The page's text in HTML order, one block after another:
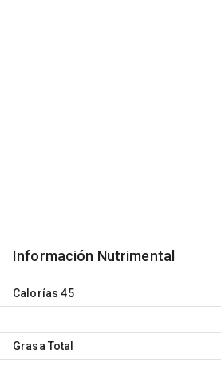
Información Nutrimental
Calorías 45
Grasa Total